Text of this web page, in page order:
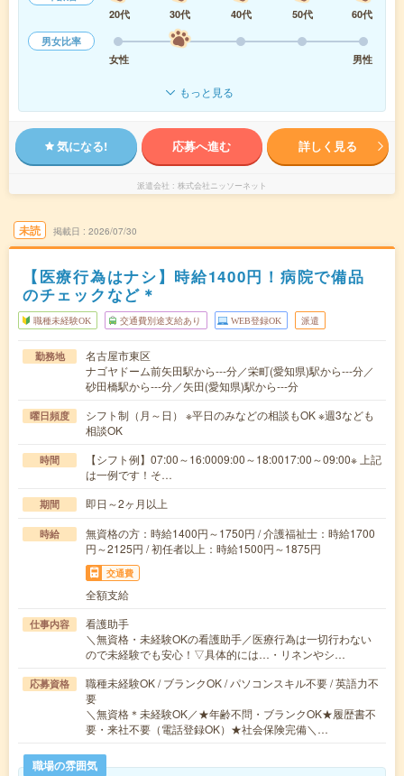
20代
30代 40代 50代
60代
男女比率
女性
男性
もっと見る
気になる! 応募へ進む 詳しく見る
派遣会社 株式会社ニッソーネット
未読 掲載日 2026/07/30
【医療行為はナシ】時給1400円！病院で備品
のチェックなど＊
職種未経験OK 交通費別途支給あり WEB登録OK 派遣
勤務地
名古屋市東区
ナゴヤドーム前矢田駅から---分／栄町(愛知県)駅から---分／
砂田橋駅から---分／矢田(愛知県)駅から---分
曜日頻度
シフト制（月～日） ※平日のみなどの相談もOK ※週3なども
相談OK
時間
【シフト例】07:00～16:0009:00～18:0017:00～09:00※ 上記
は一例です！そ…
期間 即日～2ヶ月以上
時給
無資格の方：時給1400円～1750円 / 介護福祉士：時給1700
円～2125円 / 初任者以上：時給1500円～1875円
交通費
全額支給
仕事内容
看護助手
＼無資格・未経験OKの看護助手／医療行為は一切行わない
ので未経験でも安心！▽具体的には…・リネンやシ…
応募資格
職種未経験OK / ブランクOK / パソコンスキル不要 / 英語力不
要
＼無資格＊未経験OK／★年齢不問・ブランクOK★履歴書不
要・来社不要（電話登録OK）★社会保険完備＼…
職場の雰囲気